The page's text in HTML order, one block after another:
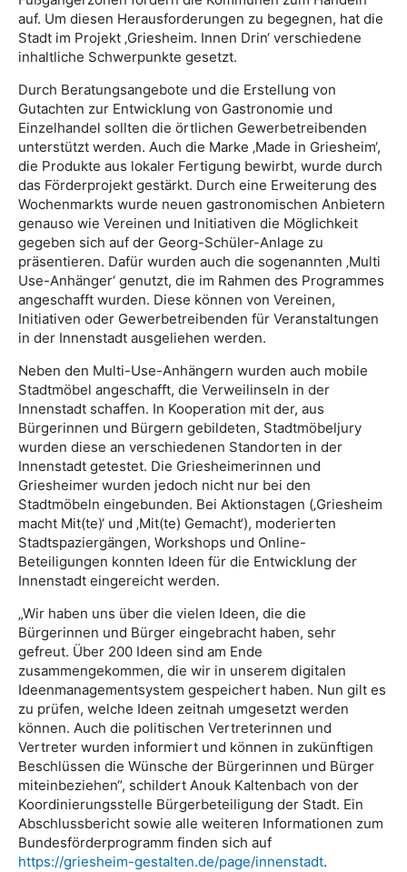
auf. Um diesen Herausforderungen zu begegnen, hat die
Stadt im Projekt ‚Griesheim. Innen Drin‘ verschiedene
inhaltliche Schwerpunkte gesetzt.
Durch Beratungsangebote und die Erstellung von
Gutachten zur Entwicklung von Gastronomie und
Einzelhandel sollten die örtlichen Gewerbetreibenden
unterstützt werden. Auch die Marke ‚Made in Griesheim‘,
die Produkte aus lokaler Fertigung bewirbt, wurde durch
das Förderprojekt gestärkt. Durch eine Erweiterung des
Wochenmarkts wurde neuen gastronomischen Anbietern
genauso wie Vereinen und Initiativen die Möglichkeit
gegeben sich auf der Georg-Schüler-Anlage zu
präsentieren. Dafür wurden auch die sogenannten ‚Multi
Use-Anhänger‘ genutzt, die im Rahmen des Programmes
angeschafft wurden. Diese können von Vereinen,
Initiativen oder Gewerbetreibenden für Veranstaltungen
in der Innenstadt ausgeliehen werden.
Neben den Multi-Use-Anhängern wurden auch mobile
Stadtmöbel angeschafft, die Verweilinseln in der
Innenstadt schaffen. In Kooperation mit der, aus
Bürgerinnen und Bürgern gebildeten, Stadtmöbeljury
wurden diese an verschiedenen Standorten in der
Innenstadt getestet. Die Griesheimerinnen und
Griesheimer wurden jedoch nicht nur bei den
Stadtmöbeln eingebunden. Bei Aktionstagen (‚Griesheim
macht Mit(te)‘ und ‚Mit(te) Gemacht‘), moderierten
Stadtspaziergängen, Workshops und Online-
Beteiligungen konnten Ideen für die Entwicklung der
Innenstadt eingereicht werden.
„Wir haben uns über die vielen Ideen, die die
Bürgerinnen und Bürger eingebracht haben, sehr
gefreut. Über 200 Ideen sind am Ende
zusammengekommen, die wir in unserem digitalen
Ideenmanagementsystem gespeichert haben. Nun gilt es
zu prüfen, welche Ideen zeitnah umgesetzt werden
können. Auch die politischen Vertreterinnen und
Vertreter wurden informiert und können in zukünftigen
Beschlüssen die Wünsche der Bürgerinnen und Bürger
miteinbeziehen“, schildert Anouk Kaltenbach von der
Koordinierungsstelle Bürgerbeteiligung der Stadt. Ein
Abschlussbericht sowie alle weiteren Informationen zum
Bundesförderprogramm finden sich auf
https://griesheim-gestalten.de/page/innenstadt.